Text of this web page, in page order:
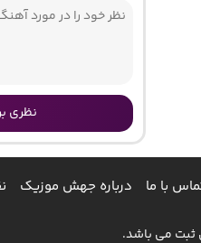
نظری
با ما درباره جهش موزیک
می باشد.